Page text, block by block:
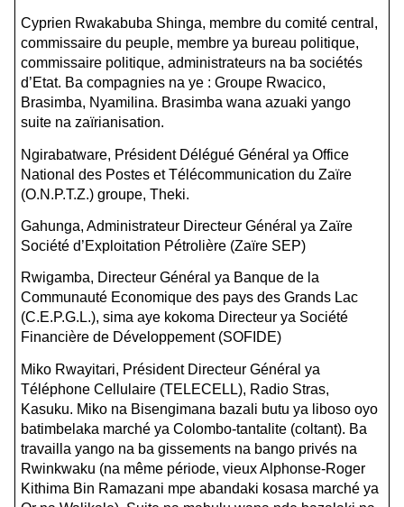
Cyprien Rwakabuba Shinga, membre du comité central,
commissaire du peuple, membre ya bureau politique,
commissaire politique, administrateurs na ba sociétés
d’Etat. Ba compagnies na ye : Groupe Rwacico,
Brasimba, Nyamilina. Brasimba wana azuaki yango
suite na zaïrianisation.
Ngirabatware, Président Délégué Général ya Office
National des Postes et Télécommunication du Zaïre
(O.N.P.T.Z.) groupe, Theki.
Gahunga, Administrateur Directeur Général ya Zaïre
Société d’Exploitation Pétrolière (Zaïre SEP)
Rwigamba, Directeur Général ya Banque de la
Communauté Economique des pays des Grands Lac
(C.E.P.G.L.), sima aye kokoma Directeur ya Société
Financière de Développement (SOFIDE)
Miko Rwayitari, Président Directeur Général ya
Téléphone Cellulaire (TELECELL), Radio Stras,
Kasuku. Miko na Bisengimana bazali butu ya liboso oyo
batimbelaka marché ya Colombo-tantalite (coltant). Ba
travailla yango na ba gissements na bango privés na
Rwinkwaku (na même période, vieux Alphonse-Roger
Kithima Bin Ramazani mpe abandaki kosasa marché ya